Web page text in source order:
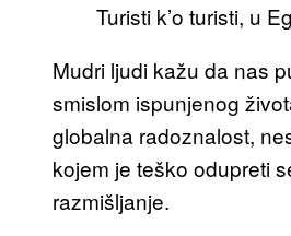
Turisti k’o turisti, u
Mudri ljudi kažu da nas
smislom ispunjenog
globalna radoznalost,
kojem je teško odupreti
razmišljanje.